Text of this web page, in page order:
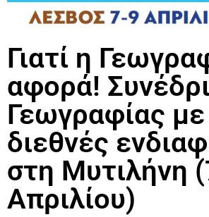
Γιατί η
αφορά!
Γεωγραφίας με
διεθνές
στη Μυτιλήνη
Απριλίου)